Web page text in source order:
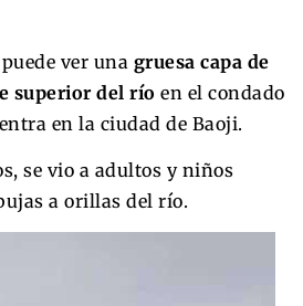
ver una gruesa capa de
superior del río en el condado
en la ciudad de Baoji.
se vio a adultos y niños
a orillas del río.